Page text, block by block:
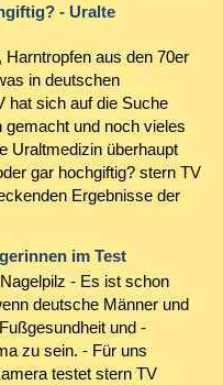
- Uralte
aus den 70er
in deutschen
hat sich auf die Suche
gemacht und noch vieles
Uraltmedizin überhaupt
gar hochgiftig? stern TV
Ergebnisse der
im Test
- Es ist schon
deutsche Männer und
und -
zu sein. - Für uns
testet stern TV